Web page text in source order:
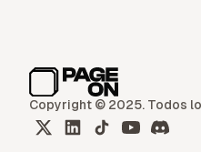
Copyright © 2025. Todos